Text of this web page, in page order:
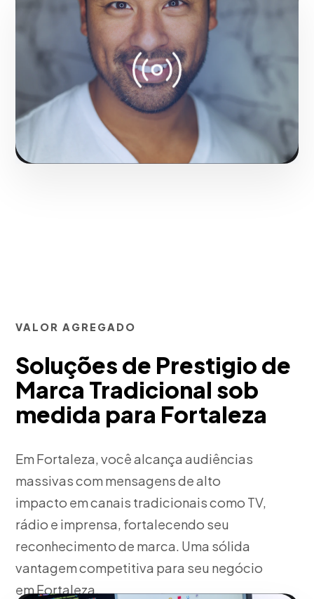
Em nossa agência, pesquisa de mercado e
levantamento de requisitos. Construindo
autoridade de marca no mercado de Fortaleza.
Solicitar serviço
VALOR AGREGADO
Soluções de Prestigio de
Marca Tradicional sob
medida para Fortaleza
Em Fortaleza, você alcança audiências
massivas com mensagens de alto
impacto em canais tradicionais como TV,
rádio e imprensa, fortalecendo seu
reconhecimento de marca. Uma sólida
vantagem competitiva para seu negócio
em Fortaleza.